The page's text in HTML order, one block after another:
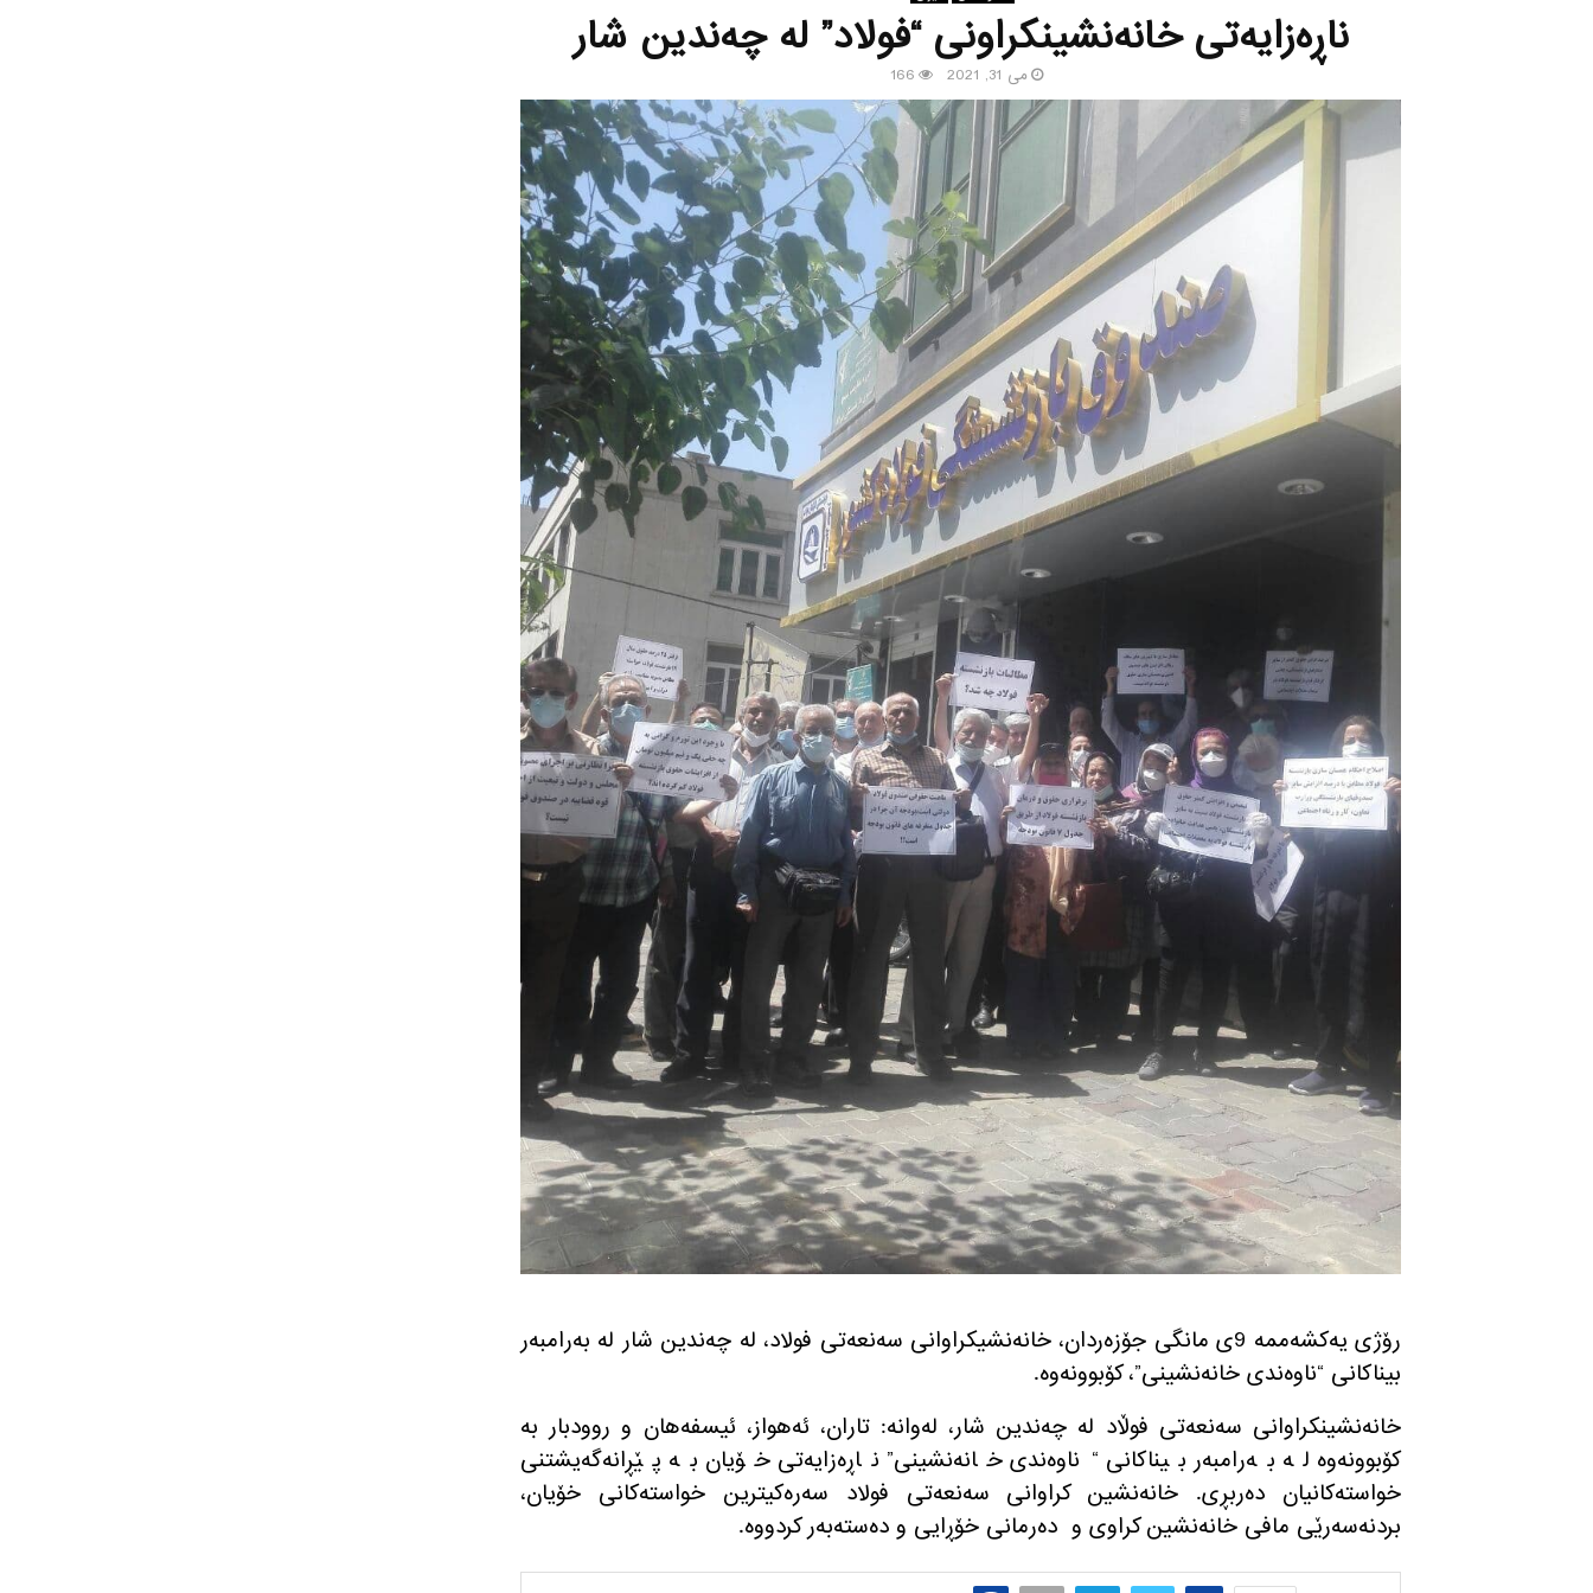
ناڕەزایەتی خانەنشینکراونی “فولاد” لە چەندین شار
می 31, 2021 166
رۆژی یەکشەممە 9ی مانگی جۆزەردان، خانەنشیکراوانی سەنعەتی فولاد، لە چەندین شار لە بەرامبەر
بیناکانی “ناوەندی خانەنشینی”، کۆبوونەوە.
خانەنشینکراوانی سەنعەتی فوڵاد لە چەندین شار، لەوانە: تاران، ئەهواز، ئیسفەهان و روودبار بە
کۆبوونەوە لە بەرامبەر بیناکانی “ناوەندی خانەنشینی” ناڕەزایەتی خۆیان بە پێڕانەگەیشتنی
خواستەکانیان دەربڕی. خانەنشین کراوانی سەنعەتی فولاد سەرەکیترین خواستەکانی خۆیان،
بردنەسەرێی مافی خانەنشین کراوی و دەرمانی خۆڕایی و دەستەبەر کردووە.